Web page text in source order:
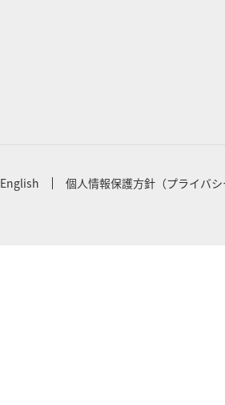
English 個人情報保護方針（プライバシ